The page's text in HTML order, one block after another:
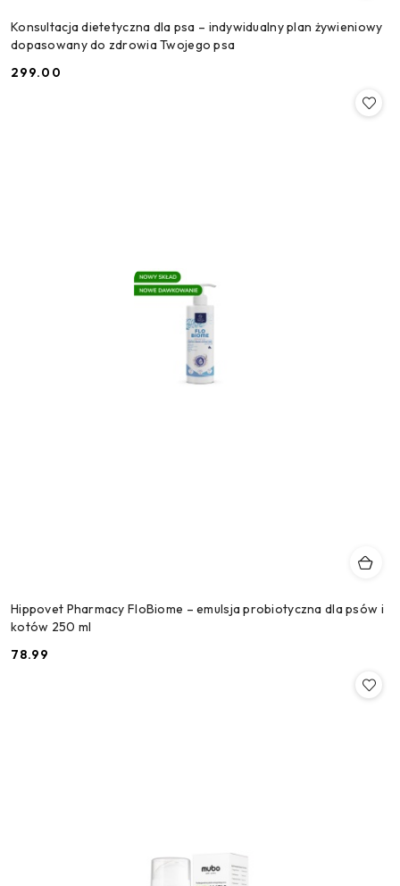
Konsultacja dietetyczna dla psa – indywidualny plan żywieniowy
dopasowany do zdrowia Twojego psa
Cena:
299.00
Hippovet Pharmacy FloBiome – emulsja probiotyczna dla psów i
kotów 250 ml
Cena:
78.99